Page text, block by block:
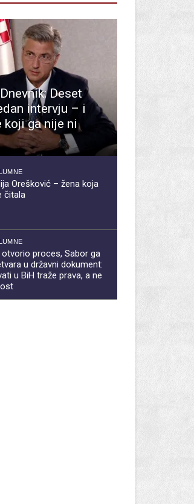
Deset
intervju – i
ga nije ni
Orešković – žena koja
čitala
otvorio proces, Sabor ga
u državni dokument:
u BiH traže prava, a ne